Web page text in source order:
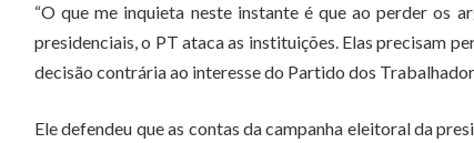
“O que me inquieta neste instante é que ao perder os
presidenciais, o PT ataca as instituições. Elas precisam
decisão contrária ao interesse do Partido dos
Ele defendeu que as contas da campanha eleitoral da